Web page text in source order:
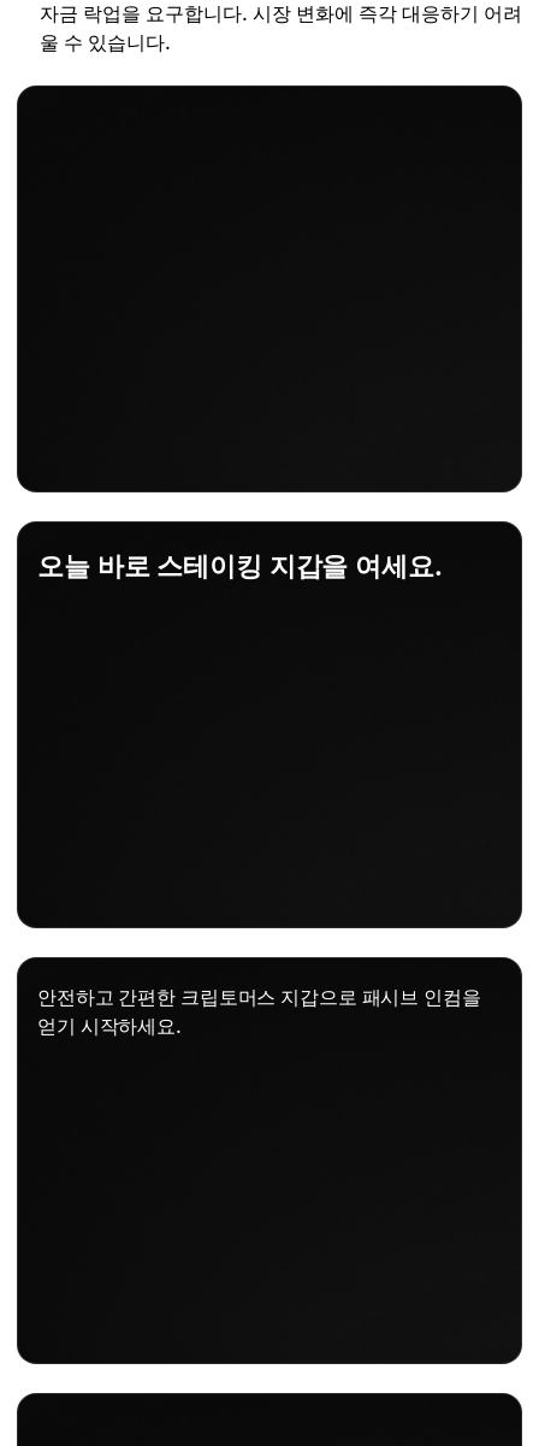
자금 락업을 요구합니다. 시장 변화에 즉각 대응하기 어려
울 수 있습니다.
오늘 바로 스테이킹 지갑을 여세요.
안전하고 간편한 크립토머스 지갑으로 패시브 인컴을
얻기 시작하세요.